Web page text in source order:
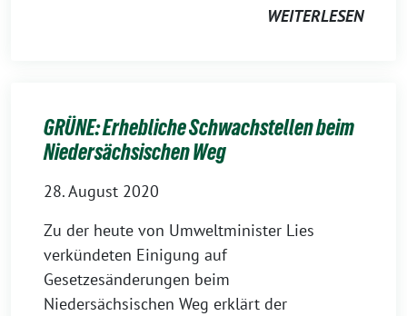
WEITERLESEN
GRÜNE: Erhebliche Schwachstellen beim
Niedersächsischen Weg
28. August 2020
Zu der heute von Umweltminister Lies
verkündeten Einigung auf
Gesetzesänderungen beim
Niedersächsischen Weg erklärt der